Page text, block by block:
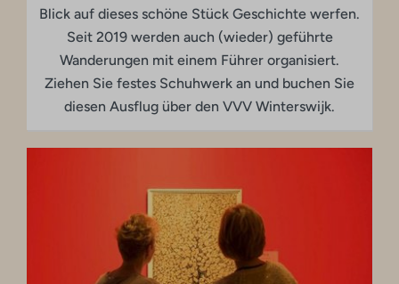
Blick auf dieses schöne Stück Geschichte werfen.
Seit 2019 werden auch (wieder) geführte
Wanderungen mit einem Führer organisiert.
Ziehen Sie festes Schuhwerk an und buchen Sie
diesen Ausflug über den VVV Winterswijk.